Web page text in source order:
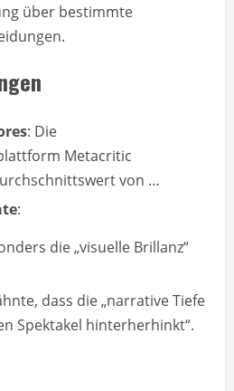
über bestimmte
: Die
Metacritic
von …
:
die „visuelle Brillanz“
dass die „narrative Tiefe
Spektakel hinterherhinkt“.